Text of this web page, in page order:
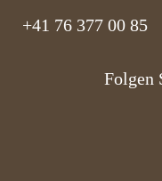
+41 76 377 00 85
Folgen